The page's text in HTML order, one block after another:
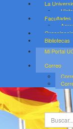
La
Facultades
Bibliotecas
Mi Portal
Correo
Buscar...